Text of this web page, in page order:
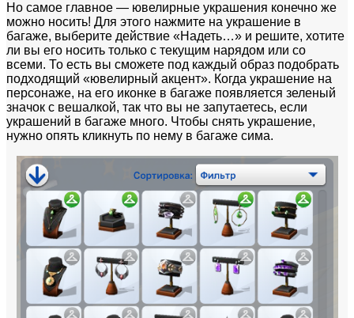
Но самое главное — ювелирные украшения конечно же
можно носить! Для этого нажмите на украшение в
багаже, выберите действие «Надеть…» и решите, хотите
ли вы его носить только с текущим нарядом или со
всеми. То есть вы сможете под каждый образ подобрать
подходящий «ювелирный акцент». Когда украшение на
персонаже, на его иконке в багаже появляется зеленый
значок с вешалкой, так что вы не запутаетесь, если
украшений в багаже много. Чтобы снять украшение,
нужно опять кликнуть по нему в багаже сима.